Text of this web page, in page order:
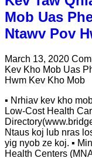
Mob Uas
Ntawv Pov
March 13, 2020
Kev Kho Mob Uas
Hwm Kev Kho Mob
▪ Nrhiav kev kho
Low-Cost Health
Ntaus koj lub nras
yig nyob ze koj. ▪
Health Centers